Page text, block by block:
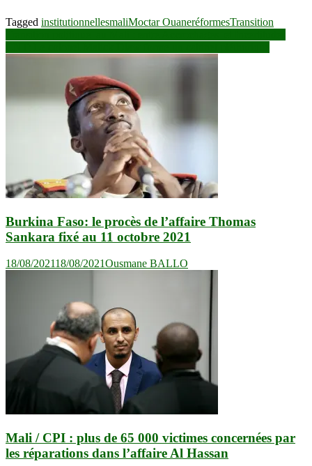
Tagged institutionnellesmaliMoctar OuaneréformesTransition
Navigation
de
Burkina Faso: le procès de l’affaire Thomas
Sankara fixé au 11 octobre 2021
18/08/202118/08/2021Ousmane BALLO
Mali / CPI : plus de 65 000 victimes concernées par
les réparations dans l’affaire Al Hassan